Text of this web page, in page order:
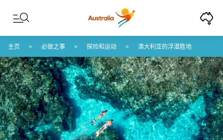
Skip to content
Skip to footer navigation
主页 必做之事 探险和运动 澳大利亚的浮潜胜地